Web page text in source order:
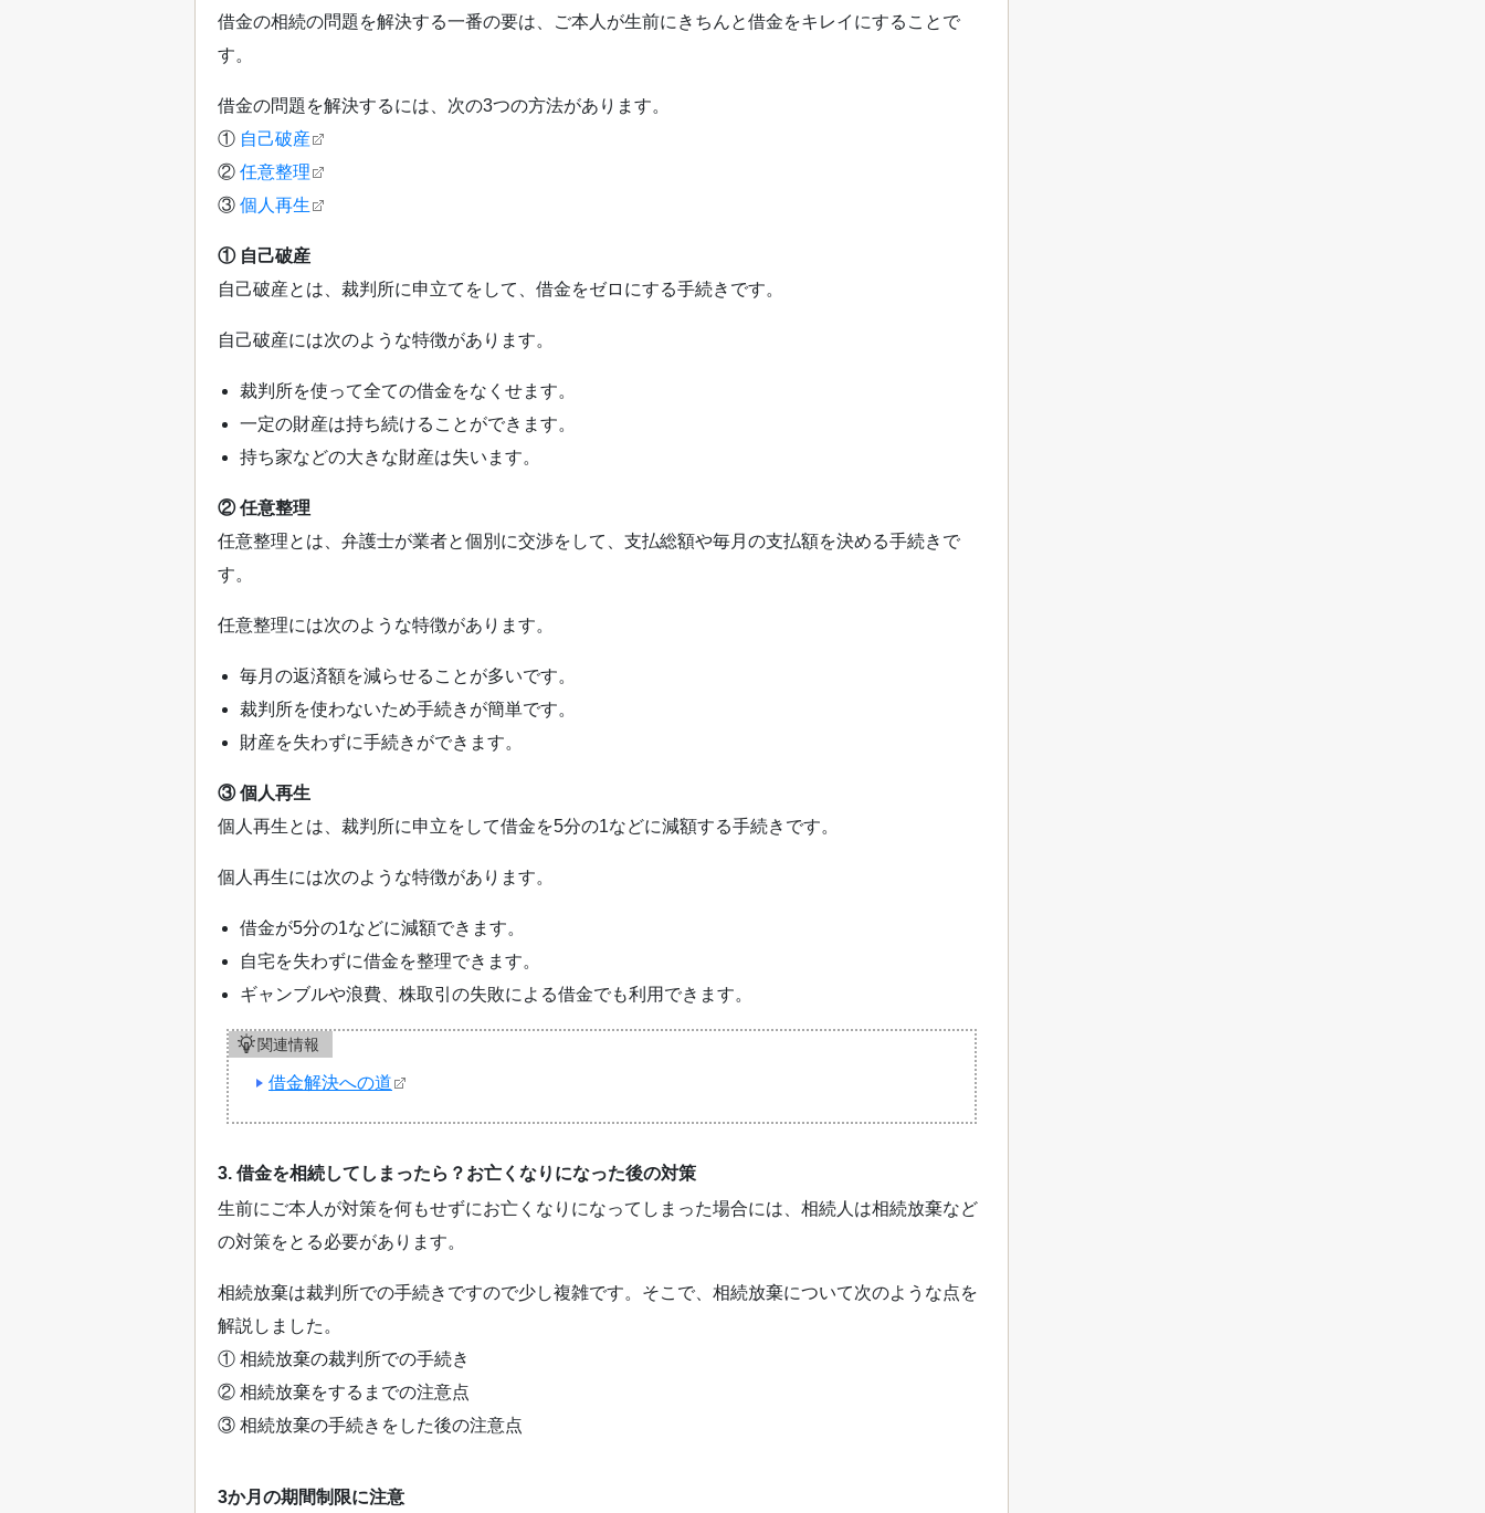
借金の相続の問題を解決する一番の要は、ご本人が生前にきちんと借金をキレイにすることで
す。
借金の問題を解決するには、次の3つの方法があります。
① 自己破産
② 任意整理
③ 個人再生
① 自己破産
自己破産とは、裁判所に申立てをして、借金をゼロにする手続きです。
自己破産には次のような特徴があります。
裁判所を使って全ての借金をなくせます。
一定の財産は持ち続けることができます。
持ち家などの大きな財産は失います。
② 任意整理
任意整理とは、弁護士が業者と個別に交渉をして、支払総額や毎月の支払額を決める手続きで
す。
任意整理には次のような特徴があります。
毎月の返済額を減らせることが多いです。
裁判所を使わないため手続きが簡単です。
財産を失わずに手続きができます。
③ 個人再生
個人再生とは、裁判所に申立をして借金を5分の1などに減額する手続きです。
個人再生には次のような特徴があります。
借金が5分の1などに減額できます。
自宅を失わずに借金を整理できます。
ギャンブルや浪費、株取引の失敗による借金でも利用できます。
関連情報
借金解決への道
3. 借金を相続してしまったら？お亡くなりになった後の対策
生前にご本人が対策を何もせずにお亡くなりになってしまった場合には、相続人は相続放棄など
の対策をとる必要があります。
相続放棄は裁判所での手続きですので少し複雑です。そこで、相続放棄について次のような点を
解説しました。
① 相続放棄の裁判所での手続き
② 相続放棄をするまでの注意点
③ 相続放棄の手続きをした後の注意点
3か月の期間制限に注意